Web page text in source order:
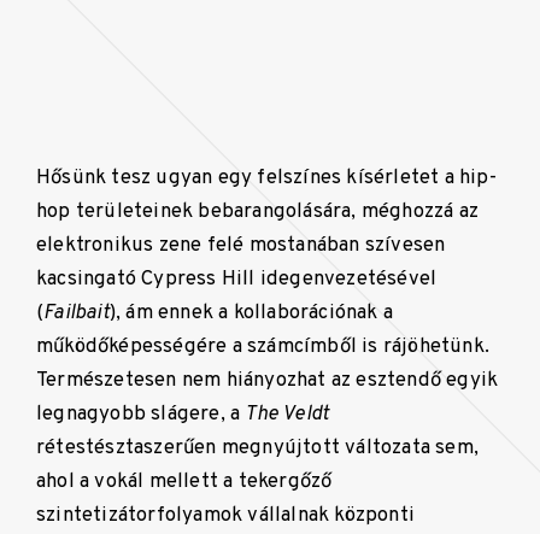
Hősünk tesz ugyan egy felszínes kísérletet a hip-
hop területeinek bebarangolására, méghozzá az
elektronikus zene felé mostanában szívesen
kacsingató Cypress Hill idegenvezetésével
(Failbait), ám ennek a kollaborációnak a
működőképességére a számcímből is rájöhetünk.
Természetesen nem hiányozhat az esztendő egyik
legnagyobb slágere, a The Veldt
rétestésztaszerűen megnyújtott változata sem,
ahol a vokál mellett a tekergőző
szintetizátorfolyamok vállalnak központi